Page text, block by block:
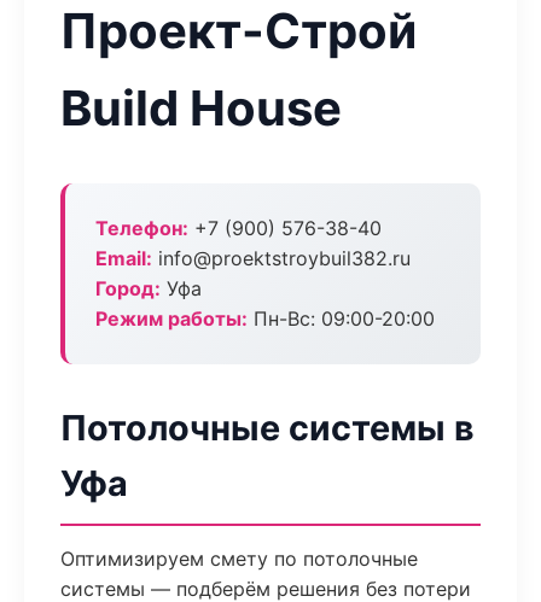
Проект-Строй
Build House
Телефон: +7 (900) 576-38-40
Email: info@proektstroybuil382.ru
Город: Уфа
Режим работы: Пн-Вс: 09:00-20:00
Потолочные системы в
Уфа
Оптимизируем смету по потолочные
системы — подберём решения без потери